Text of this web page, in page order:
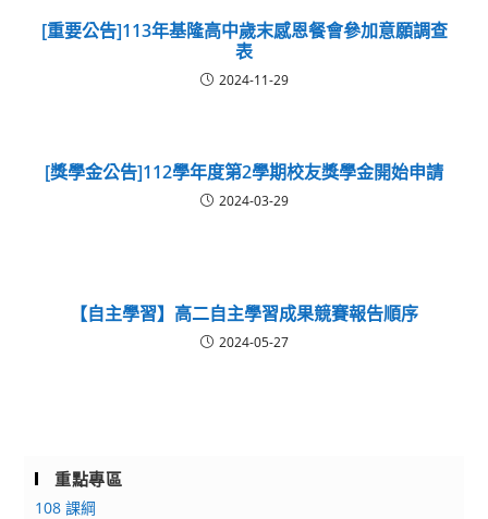
[重要公告]113年基隆高中歲末感恩餐會參加意願調查
表
2024-11-29
[獎學金公告]112學年度第2學期校友獎學金開始申請
2024-03-29
【自主學習】高二自主學習成果競賽報告順序
2024-05-27
重點專區
108 課綱